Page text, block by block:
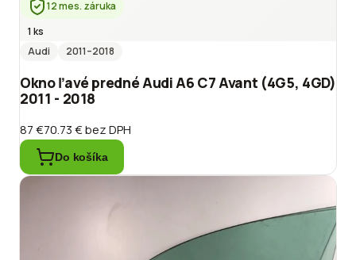
12 mes. záruka
1 ks
Audi
2011–2018
Okno ľavé predné Audi A6 C7 Avant (4G5, 4GD)
2011 - 2018
87 €70.73 €bez DPH
Do košíka